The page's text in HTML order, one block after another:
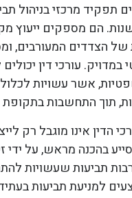
תפקיד מרכזי בניהול
הם מספקים ייעוץ
של הצדדים המעורבים,
עורכי דין יכולים
אשר עשויות
תוך התחשבות בתקופת
הדין אינו מוגבל רק
בהכנה מראש, על ידי
תביעות שעשויות
למניעת תביעות בעתיד.